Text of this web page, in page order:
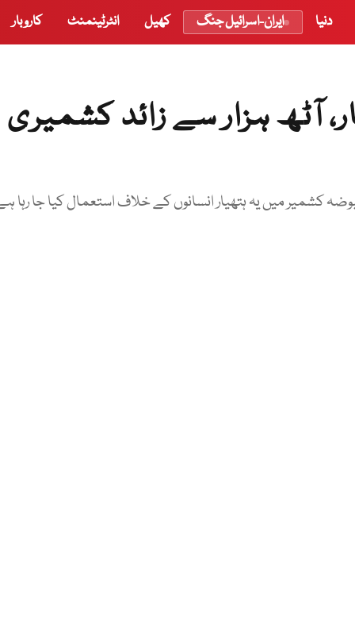
دنیا ایران-اسرائیل جنگ کھیل انٹرٹینمنٹ کاروبار
آٹھ ہزار سے زائد کشمیری
کشمیر میں یہ ہتھیار انسانوں کے خلاف استعمال کیا جا رہا